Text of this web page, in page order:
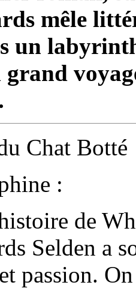
mêle
un
grand
Chat Botté
:
de
Selden a
passion. On